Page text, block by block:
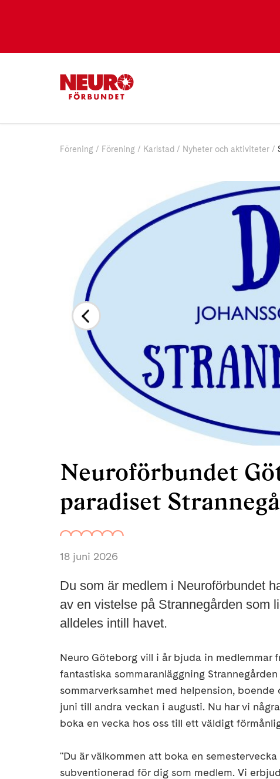
Förening Förening Karlstad Nyheter och aktiviteter
Neuroförbundet
paradiset
18 juni 2026
Du som är medlem i Neuroförbundet
av en vistelse på Strannegården som
alldeles intill havet.
Neuro Göteborg vill i år bjuda in
fantastiska sommaranläggning
sommarverksamhet med helpension,
juni till andra veckan i augusti. Nu har vi
boka en vecka hos oss till ett väldigt
"Du är välkommen att boka en
subventionerad för dig som medlem. Vi